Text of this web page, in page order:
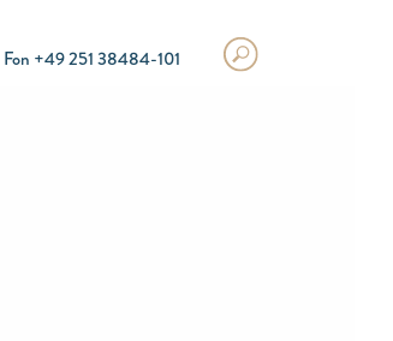
Fon +49 251 38484-101